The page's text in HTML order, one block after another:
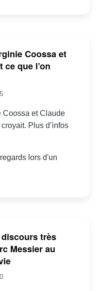
Coossa et
ce que l’on
Coossa et Claude
Plus d’infos
lors d'un
très
Messier au